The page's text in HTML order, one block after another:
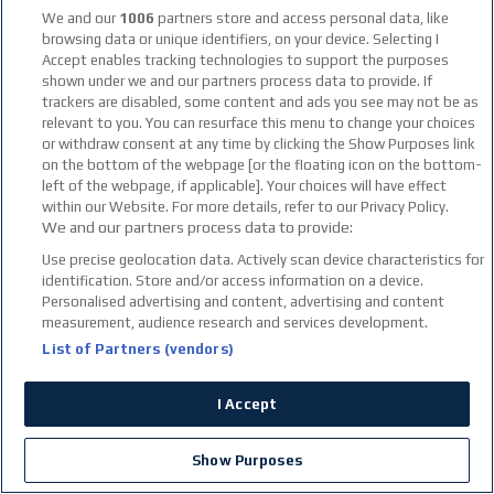
Bet365
4.8
Αξιολόγηση Bet365
ΕΕΕΠ | 21+ | ΠΑΙΞΕ ΥΠΕΥΘΥΝΑ
Superbet
4.8
Αξιολόγηση Superbet
ΕΕΕΠ | 21+ | ΠΑΙΞΕ ΥΠΕΥΘΥΝΑ
Stoiximan
4.8
Αξιολόγηση Stoiximan
ΕΕΕΠ | 21+ | ΠΑΙΞΕ ΥΠΕΥΘΥΝΑ
Πρόσφατα
TΙ ΝΑ ΠΑΙΞΩ ΣΗΜΕΡΑ ΣΤΟ ΣΤΟΙΧΗΜΑ
ΠΑΙΞΕ ΝΟΜΙΜΑ
We and our 1006 partners store and access personal data, like
browsing data or unique identifiers, on your device. Selecting I
Accept enables tracking technologies to support the purposes
shown under we and our partners process data to provide. If
trackers are disabled, some content and ads you see may not be as
relevant to you. You can resurface this menu to change your choices
or withdraw consent at any time by clicking the Show Purposes link
on the bottom of the webpage [or the floating icon on the bottom-
left of the webpage, if applicable]. Your choices will have effect
within our Website. For more details, refer to our Privacy Policy.
We and our partners process data to provide:
Use precise geolocation data. Actively scan device characteristics for
identification. Store and/or access information on a device.
Personalised advertising and content, advertising and content
measurement, audience research and services development.
List of Partners (vendors)
I Accept
Show Purposes